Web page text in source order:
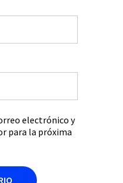
electrónico y
para la próxima